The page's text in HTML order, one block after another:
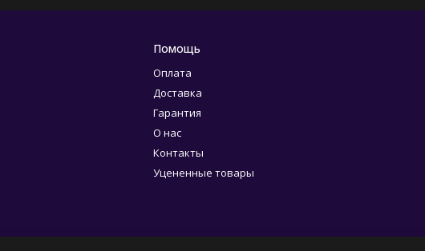
Помощь
Оплата
Доставка
Гарантия
О нас
Контакты
Уцененные товары